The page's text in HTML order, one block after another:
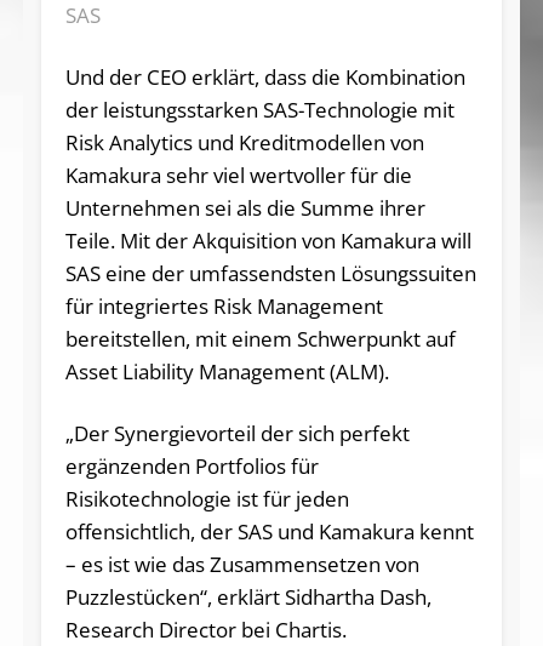
SAS
Und der CEO erklärt, dass die Kombination
der leistungsstarken SAS-Technologie mit
Risk Analytics und Kreditmodellen von
Kamakura sehr viel wertvoller für die
Unternehmen sei als die Summe ihrer
Teile. Mit der Akquisition von Kamakura will
SAS eine der umfassendsten Lösungssuiten
für integriertes Risk Management
bereitstellen, mit einem Schwerpunkt auf
Asset Liability Management (ALM).
„Der Synergievorteil der sich perfekt
ergänzenden Portfolios für
Risikotechnologie ist für jeden
offensichtlich, der SAS und Kamakura kennt
– es ist wie das Zusammensetzen von
Puzzlestücken“, erklärt Sidhartha Dash,
Research Director bei Chartis.